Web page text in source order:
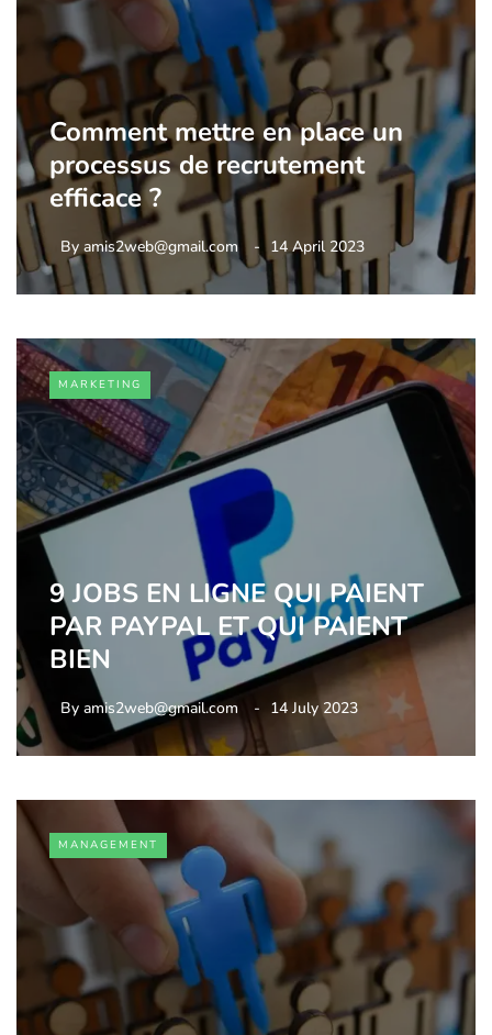
Comment mettre en place un
processus de recrutement
efficace ?
By amis2web@gmail.com 14 April 2023
MARKETING
9 JOBS EN LIGNE QUI PAIENT
PAR PAYPAL ET QUI PAIENT
BIEN
By amis2web@gmail.com 14 July 2023
MANAGEMENT